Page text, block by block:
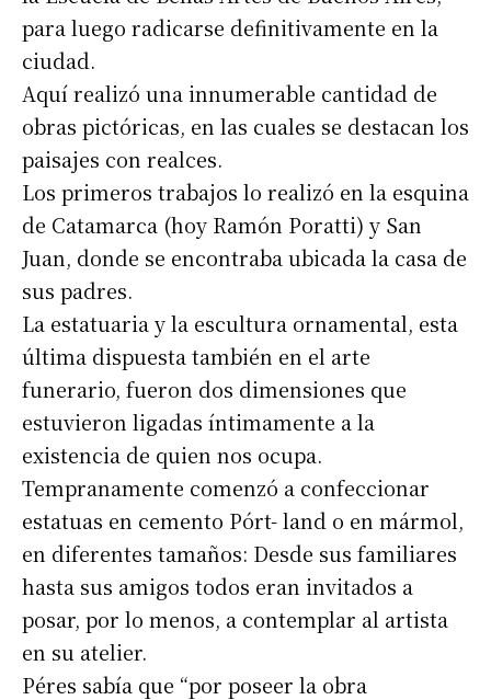
Suscribirme gratis
Dirección de correo electrónico*
Nombre
Apellidos
Número de teléfono
para luego radicarse definitivamente en la
ciudad.
Aquí realizó una innumerable cantidad de
obras pictóricas, en las cuales se destacan los
paisajes con realces.
Los primeros trabajos lo realizó en la esquina
de Catamarca (hoy Ramón Poratti) y San
Juan, donde se encontraba ubicada la casa de
sus padres.
La estatuaria y la escultura ornamental, esta
última dispuesta también en el arte
funerario, fueron dos dimensiones que
estuvieron ligadas íntimamente a la
existencia de quien nos ocupa.
Tempranamente comenzó a confeccionar
estatuas en cemento Pórt- land o en mármol,
en diferentes tamaños: Desde sus familiares
hasta sus amigos todos eran invitados a
posar, por lo menos, a contemplar al artista
en su atelier.
Péres sabía que “por poseer la obra